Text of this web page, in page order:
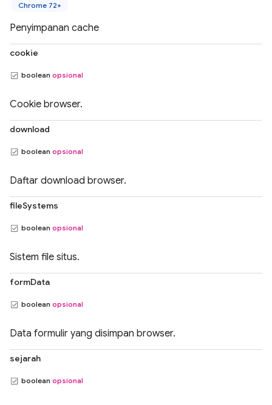
Chrome 72+
Penyimpanan cache
cookie
boolean opsional
Cookie browser.
download
boolean opsional
Daftar download browser.
fileSystems
boolean opsional
Sistem file situs.
formData
boolean opsional
Data formulir yang disimpan browser.
sejarah
boolean opsional